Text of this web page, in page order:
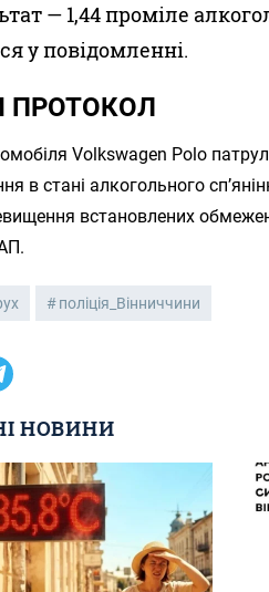
— 1,44 проміле
у повідомленні.
ПРОТОКОЛ
Volkswagen Polo
в стані алкогольного
встановлених
поліція_Вінниччини
НОВИНИ